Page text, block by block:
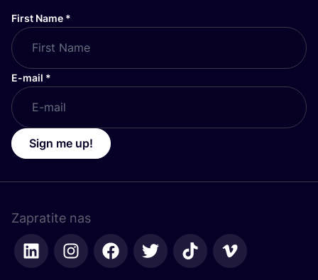
First Name *
E-mail *
Sign me up!
Zapratite nas